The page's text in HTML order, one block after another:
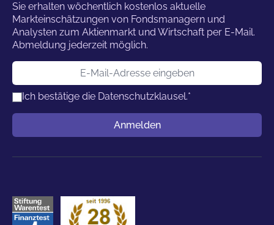
Sie erhalten wöchentlich kostenlos aktuelle
Markteinschätzungen von Fondsmanagern und
Analysten zum Aktienmarkt und Wirtschaft per E-Mail.
Abmeldung jederzeit möglich.
E-Mail-Adresse
Ich bestätige die Datenschutzklausel.*
Anmelden